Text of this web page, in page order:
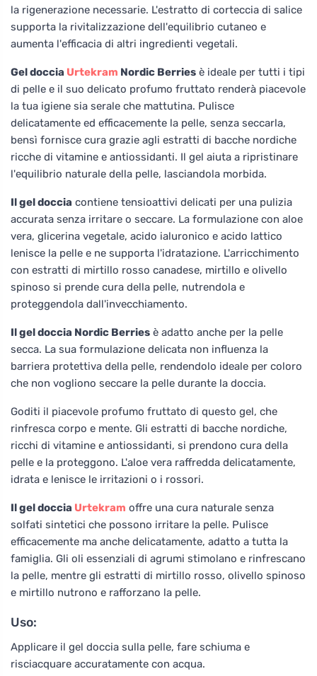
la rigenerazione necessarie. L'estratto di corteccia di salice
supporta la rivitalizzazione dell'equilibrio cutaneo e
aumenta l'efficacia di altri ingredienti vegetali.
Gel doccia Urtekram Nordic Berries è ideale per tutti i tipi
di pelle e il suo delicato profumo fruttato renderà piacevole
la tua igiene sia serale che mattutina. Pulisce
delicatamente ed efficacemente la pelle, senza seccarla,
bensì fornisce cura grazie agli estratti di bacche nordiche
ricche di vitamine e antiossidanti. Il gel aiuta a ripristinare
l'equilibrio naturale della pelle, lasciandola morbida.
Il gel doccia contiene tensioattivi delicati per una pulizia
accurata senza irritare o seccare. La formulazione con aloe
vera, glicerina vegetale, acido ialuronico e acido lattico
lenisce la pelle e ne supporta l'idratazione. L'arricchimento
con estratti di mirtillo rosso canadese, mirtillo e olivello
spinoso si prende cura della pelle, nutrendola e
proteggendola dall'invecchiamento.
Il gel doccia Nordic Berries è adatto anche per la pelle
secca. La sua formulazione delicata non influenza la
barriera protettiva della pelle, rendendolo ideale per coloro
che non vogliono seccare la pelle durante la doccia.
Goditi il piacevole profumo fruttato di questo gel, che
rinfresca corpo e mente. Gli estratti di bacche nordiche,
ricchi di vitamine e antiossidanti, si prendono cura della
pelle e la proteggono. L'aloe vera raffredda delicatamente,
idrata e lenisce le irritazioni o i rossori.
Il gel doccia Urtekram offre una cura naturale senza
solfati sintetici che possono irritare la pelle. Pulisce
efficacemente ma anche delicatamente, adatto a tutta la
famiglia. Gli oli essenziali di agrumi stimolano e rinfrescano
la pelle, mentre gli estratti di mirtillo rosso, olivello spinoso
e mirtillo nutrono e rafforzano la pelle.
Uso:
Applicare il gel doccia sulla pelle, fare schiuma e
risciacquare accuratamente con acqua.